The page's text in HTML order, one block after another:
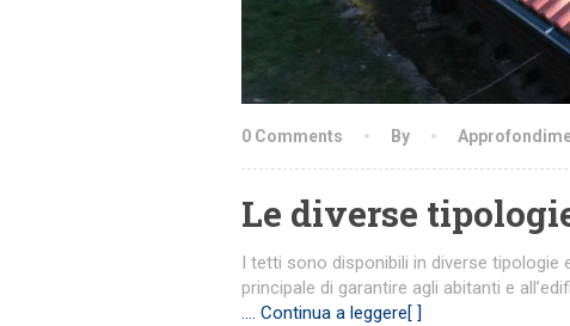
0 Comments By
Le diverse
I tetti sono disponibili in diverse tipologie
principale di garantire agli abitanti e
…. Continua a leggere[ ]